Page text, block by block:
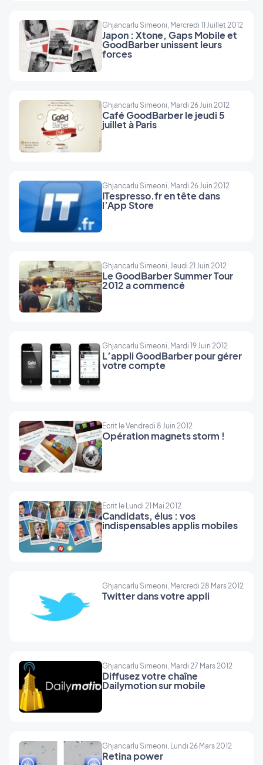
Ghjancarlu Simeoni, Mercredi 11 Juillet 2012
Japon : Xtone, Gaps Mobile et
GoodBarber unissent leurs
forces
Ghjancarlu Simeoni, Mardi 26 Juin 2012
Café GoodBarber le jeudi 5
juillet à Paris
Ghjancarlu Simeoni, Mardi 26 Juin 2012
ITespresso.fr en tête dans
l’App Store
Ghjancarlu Simeoni, Jeudi 21 Juin 2012
Le GoodBarber Summer Tour
2012 a commencé
Ghjancarlu Simeoni, Mardi 19 Juin 2012
L’appli GoodBarber pour gérer
votre compte
Ecrit le Vendredi 8 Juin 2012
Opération magnets storm !
Ecrit le Lundi 21 Mai 2012
Candidats, élus : vos
indispensables applis mobiles
Ghjancarlu Simeoni, Mercredi 28 Mars 2012
Twitter dans votre appli
Ghjancarlu Simeoni, Mardi 27 Mars 2012
Diffusez votre chaîne
Dailymotion sur mobile
Ghjancarlu Simeoni, Lundi 26 Mars 2012
Retina power